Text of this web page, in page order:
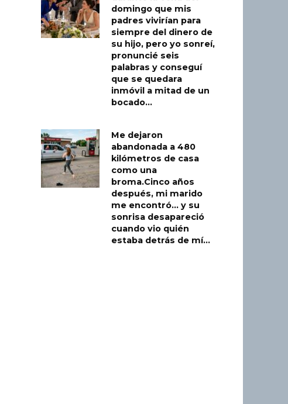
domingo que mis
padres vivirían para
siempre del dinero de
su hijo, pero yo sonreí,
pronuncié seis
palabras y conseguí
que se quedara
inmóvil a mitad de un
bocado…
Me dejaron
abandonada a 480
kilómetros de casa
como una
broma.Cinco años
después, mi marido
me encontró… y su
sonrisa desapareció
cuando vio quién
estaba detrás de mí…